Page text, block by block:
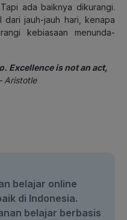
ada baiknya dikurangi.
dari jauh-jauh hari, kenapa
kebiasaan menunda-
Excellence is not an act,
Aristotle
belajar online
di Indonesia.
belajar berbasis